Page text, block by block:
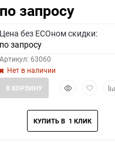
по запросу
Цена без ECOном скидки:
по запросу
Артикул: 63060
Нет в наличии
БыстрыйДобавить
В КОРЗИНУ